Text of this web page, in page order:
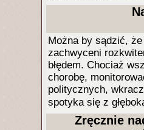
Można by sądzić,
zachwyceni
błędem. Chociaż
chorobę,
politycznych,
spotyka się z
Zręcznie